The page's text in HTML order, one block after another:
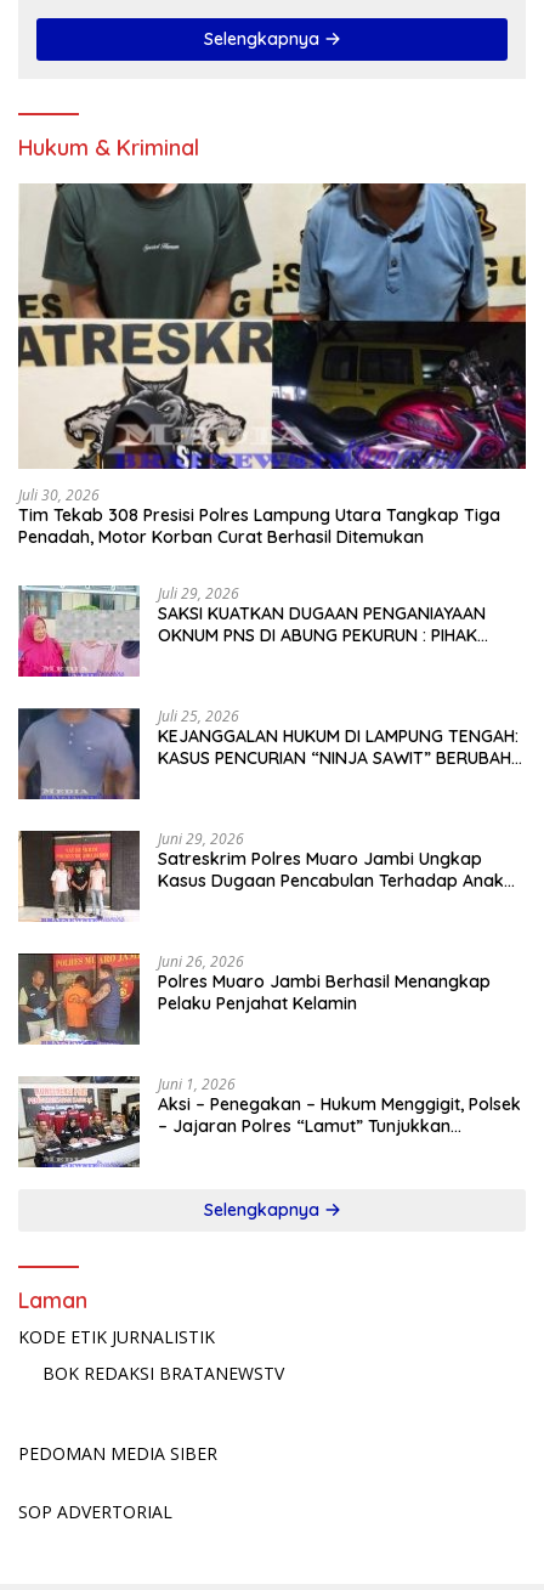
Selengkapnya
Hukum & Kriminal
Juli 30, 2026
Tim Tekab 308 Presisi Polres Lampung Utara Tangkap Tiga
Penadah, Motor Korban Curat Berhasil Ditemukan
Juli 29, 2026
SAKSI KUATKAN DUGAAN PENGANIAYAAN
OKNUM PNS DI ABUNG PEKURUN : PIHAK
Juli 25, 2026
KEJANGGALAN HUKUM DI LAMPUNG TENGAH:
KASUS PENCURIAN “NINJA SAWIT” BERUBAH
Juni 29, 2026
Satreskrim Polres Muaro Jambi Ungkap
Kasus Dugaan Pencabulan Terhadap Anak
Juni 26, 2026
Polres Muaro Jambi Berhasil Menangkap
Pelaku Penjahat Kelamin
Juni 1, 2026
Aksi – Penegakan – Hukum Menggigit, Polsek
– Jajaran Polres “Lamut” Tunjukkan
Selengkapnya
Laman
KODE ETIK JURNALISTIK
BOK REDAKSI BRATANEWSTV
PEDOMAN MEDIA SIBER
SOP ADVERTORIAL